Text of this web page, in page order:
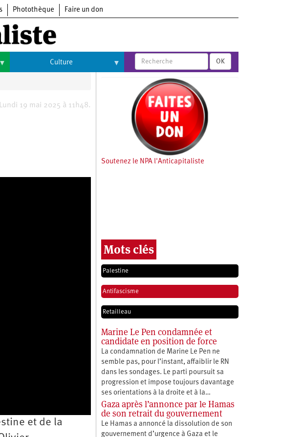
Photothèque Faire un don
Culture
Arts
OK
19 mai 2025 à 11h48.
et de la
Soutenez le NPA l'Anticapitaliste
Mots clés
Palestine
Antifascisme
Retailleau
Marine Le Pen condamnée et
candidate en position de force
La condamnation de Marine Le Pen ne
semble pas, pour l’instant, affaiblir le RN
dans les sondages. Le parti poursuit sa
progression et impose toujours davantage
ses orientations à la droite et à la…
Gaza après l’annonce par le Hamas
de son retrait du gouvernement
Le Hamas a annoncé la dissolution de son
gouvernement d’urgence à Gaza et le